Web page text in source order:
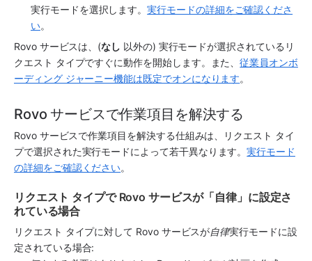
実行モードを選択します。実行モードの詳細をご確認くださ
い。
Rovo サービスは、(なし 以外の) 実行モードが選択されているリ
クエスト タイプですぐに動作を開始します。また、従業員オンボ
ーディング ジャーニー機能は既定でオンになります。
Rovo サービスで作業項目を解決する
Rovo サービスで作業項目を解決する仕組みは、リクエスト タイ
プで選択された実行モードによって若干異なります。実行モード
の詳細をご確認ください。
リクエスト タイプで Rovo サービスが「自律」に設定さ
れている場合
リクエスト タイプに対して Rovo サービスが自律実行モードに設
定されている場合: